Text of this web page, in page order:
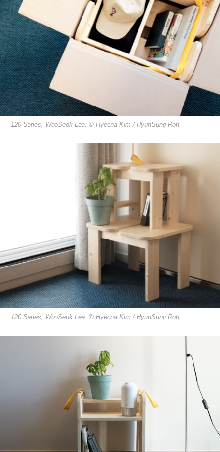
120 Series, WooSeok Lee. © Hyeona Kim / HyunSung Roh
120 Series, WooSeok Lee. © Hyeona Kim / HyunSung Roh